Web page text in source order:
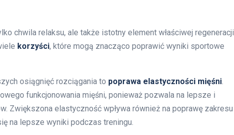
chwila relaksu, ale także istotny element właściwej regeneracji
korzyści, które mogą znacząco poprawić wyniki sportowe
osiągnięć rozciągania to poprawa elastyczności mięśni
funkcjonowania mięśni, ponieważ pozwala na lepsze i
Zwiększona elastyczność wpływa również na poprawę zakresu
na lepsze wyniki podczas treningu.